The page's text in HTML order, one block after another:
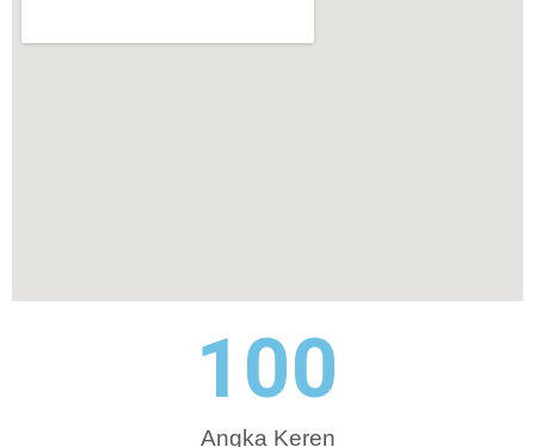
Angka Keren
100